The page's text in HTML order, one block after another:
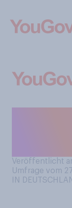
Veröffentlicht
Umfrage vom
IN